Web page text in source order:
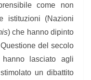
come non
istituzioni (Nazioni
) che hanno dipinto
del secolo
lasciato agli
un dibattito